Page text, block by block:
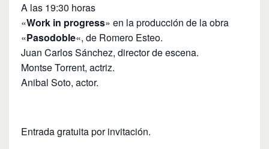
A las 19:30 horas
«Work in progress» en la producción de la obra
«Pasodoble«, de Romero Esteo.
Juan Carlos Sánchez, director de escena.
Montse Torrent, actriz.
Anibal Soto, actor.
Entrada gratuita por invitación.